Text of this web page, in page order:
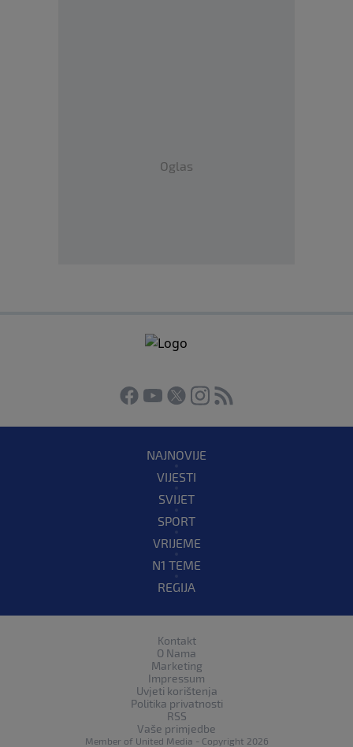
Oglas
NAJNOVIJE
VIJESTI
SVIJET
SPORT
VRIJEME
N1 TEME
REGIJA
Kontakt
O Nama
Marketing
Impressum
Uvjeti korištenja
Politika privatnosti
RSS
Vaše primjedbe
Member of United Media - Copyright 2026